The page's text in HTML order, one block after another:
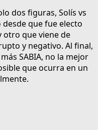
dos figuras, Solís vs
que fue electo
otro que viene de
y negativo. Al final,
SABIA, no la mejor
que ocurra en un